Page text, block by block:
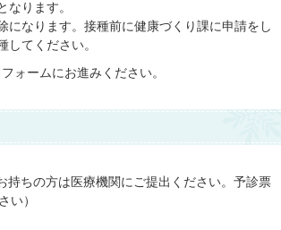
ります。
なります。接種前に健康づくり課に申請をし
てください。
ォームにお進みください。
持ちの方は医療機関にご提出ください。予診票
い）